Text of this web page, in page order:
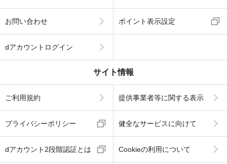
お問い合わせ ポイント表示設定
dアカウントログイン
サイト情報
ご利用規約 提供事業者等に関する表示
プライバシーポリシー 健全なサービスに向けて
dアカウント2段階認証とは Cookieの利用について